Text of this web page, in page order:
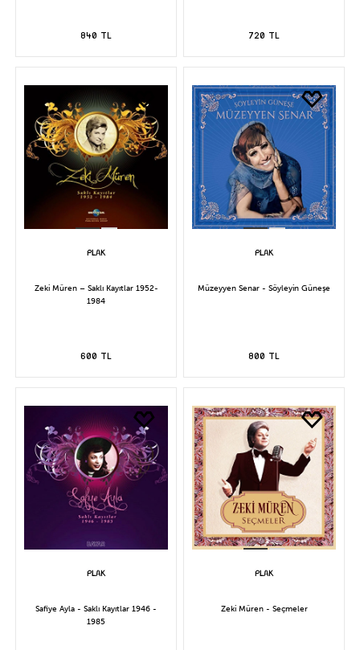
840 TL 720 TL
Zeki Müren – Saklı Kayıtlar 1952-
1984
600 TL
Müzeyyen Senar - Söyleyin Güneşe
800 TL
Safiye Ayla - Saklı Kayıtlar 1946 -
1985
Zeki Müren - Seçmeler